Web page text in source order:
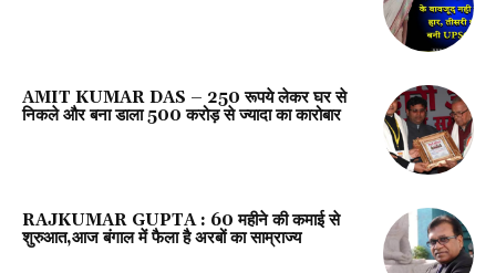
AMIT KUMAR DAS – 250 रूपये लेकर घर से
निकले और बना डाला 500 करोड़ से ज्यादा का कारोबार
RAJKUMAR GUPTA : ₹60 महीने की कमाई से
शुरुआत,आज बंगाल में फैला है अरबों का साम्राज्य